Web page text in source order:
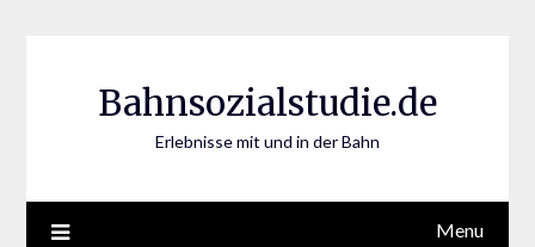
Bahnsozialstudie.de
Erlebnisse mit und in der Bahn
Menu